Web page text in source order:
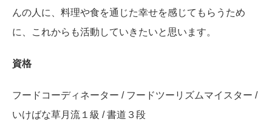
んの人に、料理や食を通じた幸せを感じてもらうため
に、これからも活動していきたいと思います。
資格
フードコーディネーター / フードツーリズムマイスター /
いけばな草月流１級 / 書道３段